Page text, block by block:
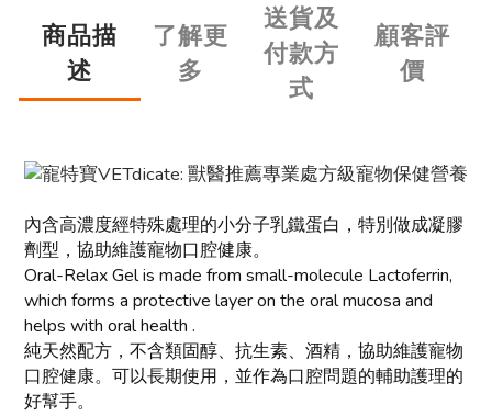
商品描
述
了解更
多
送貨及
付款方
式
顧客評
價
內含高濃度經特殊處理的小分子乳鐵蛋白，特別做成凝膠
劑型，協助維護寵物口腔健康。
Oral-Relax Gel is made from small-molecule Lactoferrin,
which forms a protective layer on the oral mucosa and
helps with oral health .
純天然配方，不含類固醇、抗生素、酒精，協助維護寵物
口腔健康。可以長期使用，並作為口腔問題的輔助護理的
好幫手。